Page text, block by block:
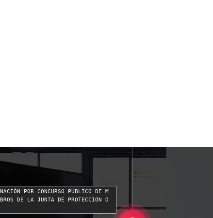
POR CONCURSO PÚBLICO DE M
DE LA JUNTA DE PROTECCIÓN D